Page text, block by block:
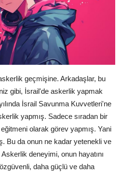
geçmişine. Arkadaşlar, bu
gibi, İsrail'de askerlik yapmak
İsrail Savunma Kuvvetleri'ne
yapmış. Sadece sıradan bir
olarak görev yapmış. Yani
Bu da onun ne kadar yetenekli ve
deneyimi, onun hayatını
daha güçlü ve daha